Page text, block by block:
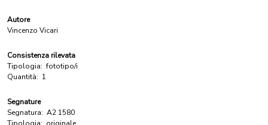
Autore
Vincenzo Vicari
Consistenza rilevata
Tipologia: fototipo/i
Quantità: 1
Segnature
Segnatura: A2 1580